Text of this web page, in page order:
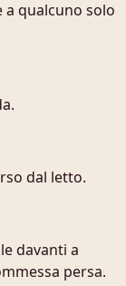
qualcuno solo
dal letto.
davanti a
persa.